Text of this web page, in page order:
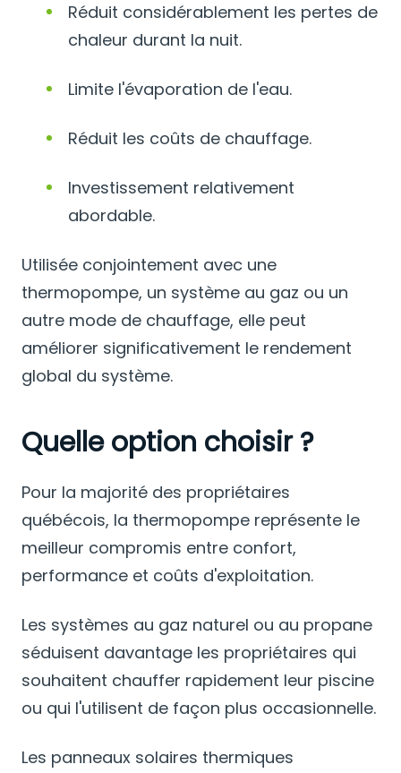
Réduit considérablement les pertes de
chaleur durant la nuit.
Limite l'évaporation de l'eau.
Réduit les coûts de chauffage.
Investissement relativement
abordable.
Utilisée conjointement avec une
thermopompe, un système au gaz ou un
autre mode de chauffage, elle peut
améliorer significativement le rendement
global du système.
Quelle option choisir ?
Pour la majorité des propriétaires
québécois, la thermopompe représente le
meilleur compromis entre confort,
performance et coûts d'exploitation.
Les systèmes au gaz naturel ou au propane
séduisent davantage les propriétaires qui
souhaitent chauffer rapidement leur piscine
ou qui l'utilisent de façon plus occasionnelle.
Les panneaux solaires thermiques